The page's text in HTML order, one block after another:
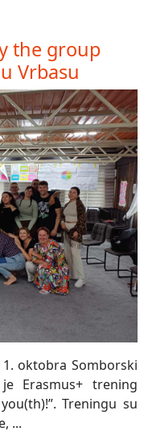
the group
Vrbasu
oktobra Somborski
Erasmus+ trening
Treningu su
...